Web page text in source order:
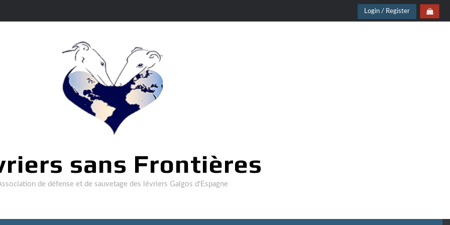
Login / Register
sans Frontières
de défense et de sauvetage des lévriers Galgos d'Espagne